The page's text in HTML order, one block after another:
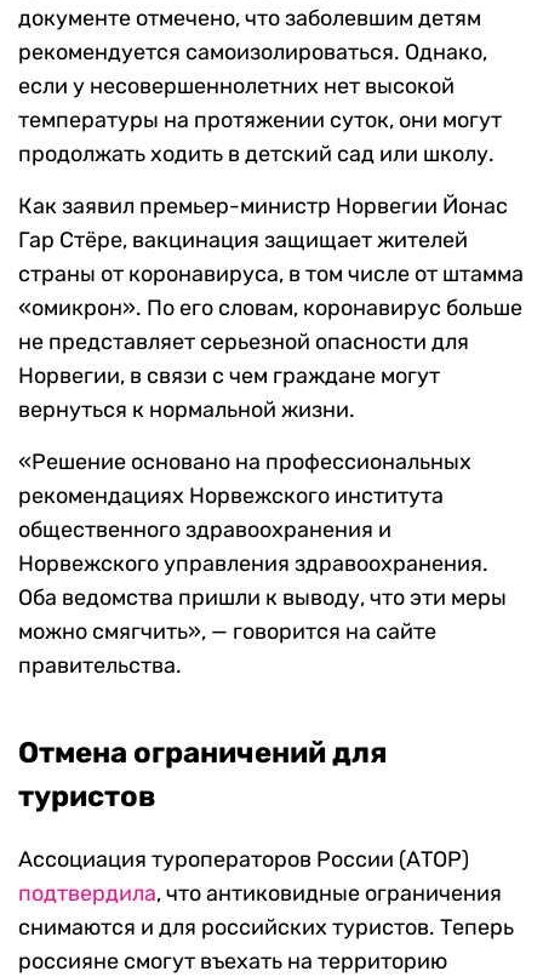
документе отмечено, что заболевшим детям
рекомендуется самоизолироваться. Однако,
если у несовершеннолетних нет высокой
температуры на протяжении суток, они могут
продолжать ходить в детский сад или школу.
Как заявил премьер-министр Норвегии Йонас
Гар Стёре, вакцинация защищает жителей
страны от коронавируса, в том числе от штамма
«омикрон». По его словам, коронавирус больше
не представляет серьезной опасности для
Норвегии, в связи с чем граждане могут
вернуться к нормальной жизни.
«Решение основано на профессиональных
рекомендациях Норвежского института
общественного здравоохранения и
Норвежского управления здравоохранения.
Оба ведомства пришли к выводу, что эти меры
можно смягчить», — говорится на сайте
правительства.
Отмена ограничений для
туристов
Ассоциация туроператоров России (АТОР)
подтвердила, что антиковидные ограничения
снимаются и для российских туристов. Теперь
россияне смогут въехать на территорию